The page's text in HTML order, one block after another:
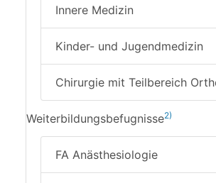
Innere Medizin
Kinder- und Jugendmedizin
Chirurgie mit Teilbereich
Weiterbildungsbefugnisse2)
FA Anästhesiologie